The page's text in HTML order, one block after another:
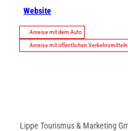
Website
Anreise mit dem Auto
Anreise mit öffentlichen Verkehrsmitteln
Lippe Tourismus & Marketing